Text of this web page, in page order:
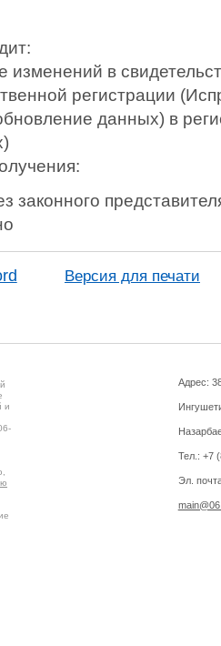
изменений в
регистрации
данных) в
законного
Версия для печати
и
Адрес:
Тел.: +7
Эл.